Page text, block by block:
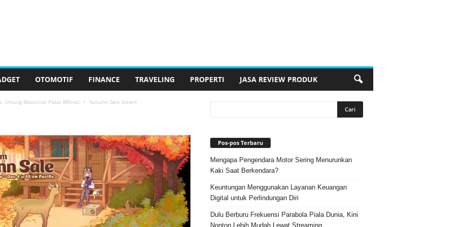
OTOMOTIF FINANCE TRAVELING PROPERTI JASA REVIEW PRODUK
Untung Maksimal Pakai BRImo! Autumn Sale Steam
Pos-pos Terbaru
Mengapa Pengendara Motor Sering Menurunkan
Kaki Saat Berkendara?
Keuntungan Menggunakan Layanan Keuangan
Digital untuk Perlindungan Diri
Dulu Berburu Frekuensi Parabola Piala Dunia, Kini
Nonton Lebih Mudah Lewat Streaming